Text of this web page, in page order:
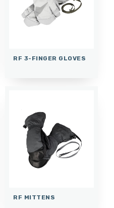
RF 3-FINGER GLOVES
RF MITTENS